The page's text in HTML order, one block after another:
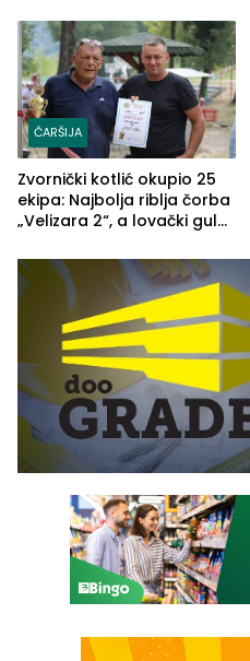
(FOTO)
ČARŠIJA
Zvornički kotlić okupio 25
ekipa: Najbolja riblja čorba
„Velizara 2“, a lovački gulaš